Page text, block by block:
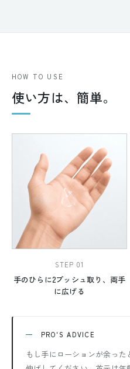
HOW TO USE
使い方は、簡単。
STEP 01
手のひらに2プッシュ取り、両手
に広げる
PRO'S ADVICE
もし手にローションが余っ